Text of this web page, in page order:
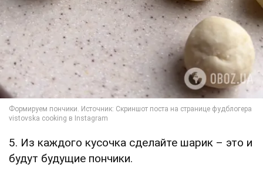
5. Из каждого кусочка сделайте шарик – это и
будут будущие пончики.